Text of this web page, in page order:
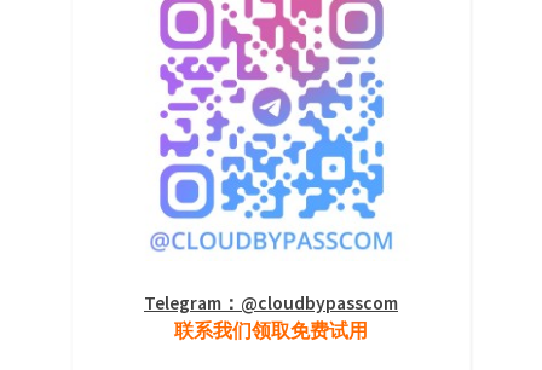
Telegram：@cloudbypasscom
联系我们领取免费试用